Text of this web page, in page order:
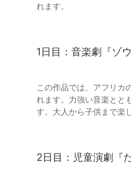
れます。
1日目：音楽劇『ゾ
この作品では、アフリカ
れます。力強い音楽とと
す。大人から子供まで楽
2日目：児童演劇『